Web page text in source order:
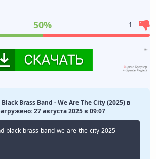
50% 1
Brass Band - We Are The City (2025) в
27 августа 2025 в 09:07
black-brass-band-we-are-the-city-2025-